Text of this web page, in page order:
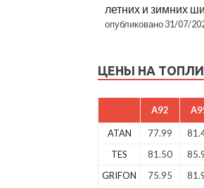
летних и зимних
опубликовано 31/07/
ЦЕНЫ НА
A92
ATAN 77.99
TES
81.50
GRIFON
75.95